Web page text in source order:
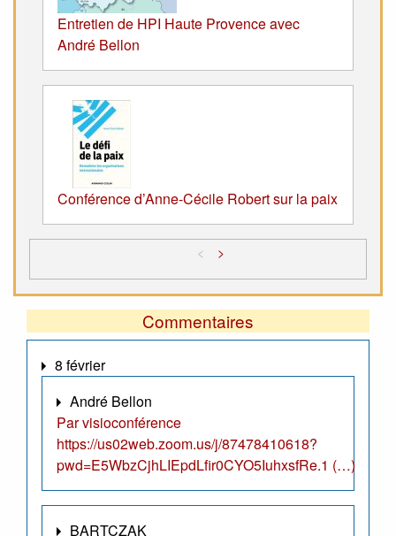
Entretien de HPI Haute Provence avec
André Bellon
Conférence d’Anne-Cécile Robert sur la paix
< >
Commentaires
8 février
André Bellon
Par visioconférence
https://us02web.zoom.us/j/87478410618?
pwd=E5WbzCjhLIEpdLfir0CYO5IuhxsfRe.1 (…)
BARTCZAK